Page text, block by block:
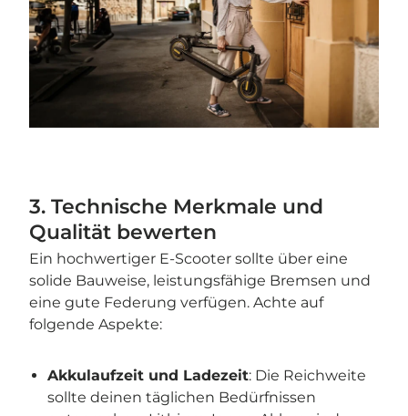
3. Technische Merkmale und
Qualität bewerten
Ein hochwertiger E-Scooter sollte über eine
solide Bauweise, leistungsfähige Bremsen und
eine gute Federung verfügen. Achte auf
folgende Aspekte:
Akkulaufzeit und Ladezeit: Die Reichweite
sollte deinen täglichen Bedürfnissen